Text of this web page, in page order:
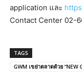
application และ
Contact Center 02-
TAGS
GWM เขย่าตลาดด้วย “NEW